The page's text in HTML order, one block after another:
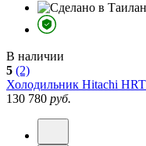
В наличии
5 (2)
Холодильник Hitachi
130 780 руб.